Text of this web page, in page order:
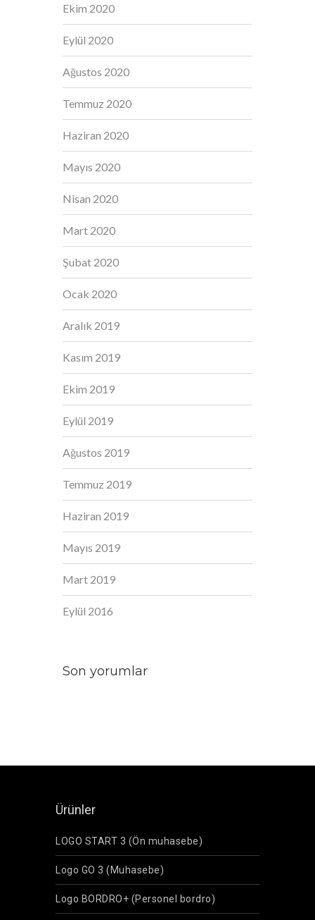
Ekim 2020
Eylül 2020
Ağustos 2020
Temmuz 2020
Haziran 2020
Mayıs 2020
Nisan 2020
Mart 2020
Şubat 2020
Ocak 2020
Aralık 2019
Kasım 2019
Ekim 2019
Eylül 2019
Ağustos 2019
Temmuz 2019
Haziran 2019
Mayıs 2019
Mart 2019
Eylül 2016
Son yorumlar
Ürünler
LOGO START 3 (Ön muhasebe)
Logo GO 3 (Muhasebe)
Logo BORDRO+ (Personel bordro)